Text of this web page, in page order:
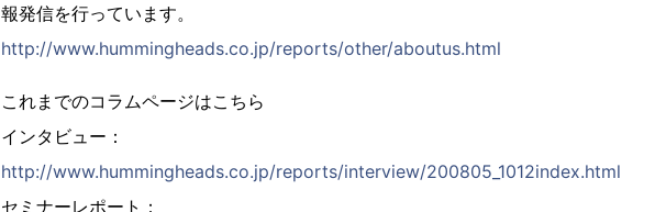
報発信を行っています。
http://www.hummingheads.co.jp/reports/other/aboutus.html
これまでのコラムページはこちら
インタビュー：
http://www.hummingheads.co.jp/reports/interview/200805_1012index.html
セミナーレポート：